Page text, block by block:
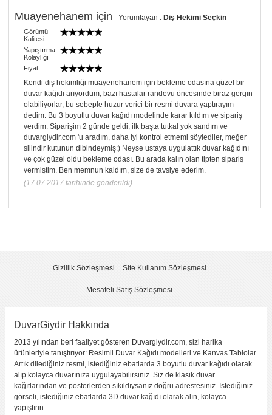
Muayenehanem için Yorumlayan : Diş Hekimi Seçkin
Görüntü
Kalitesi
Yapıştırma
Kolaylığı
Fiyat
Kendi diş hekimliği muayenehanem için bekleme odasına güzel bir
duvar kağıdı arıyordum, bazı hastalar randevu öncesinde biraz gergin
olabiliyorlar, bu sebeple huzur verici bir resmi duvara yaptırayım
dedim. Bu 3 boyutlu duvar kağıdı modelinde karar kıldım ve sipariş
verdim. Siparişim 2 günde geldi, ilk başta tutkal yok sandım ve
duvargiydir.com 'u aradım, daha iyi kontrol etmemi söylediler, meğer
silindir kutunun dibindeymiş:) Neyse ustaya uygulattık duvar kağıdını
ve çok güzel oldu bekleme odası. Bu arada kalın olan tipten sipariş
vermiştim. Ben memnun kaldım, size de tavsiye ederim.
(17.07.2017 tarihinde gönderildi)
1
(fena
3
4
(çok
Kolaylığı
Sitede Görünecek İsim
Yorumunuzun Başlığı
Gizlilik Sözleşmesi Site Kullanım Sözleşmesi
Mesafeli Satış Sözleşmesi
DuvarGiydir Hakkında
2013 yılından beri faaliyet gösteren Duvargiydir.com, sizi harika
ürünleriyle tanıştırıyor: Resimli Duvar Kağıdı modelleri ve Kanvas Tablolar.
Artık dilediğiniz resmi, istediğiniz ebatlarda 3 boyutlu duvar kağıdı olarak
alıp kolayca duvarınıza uygulayabilirsiniz. Siz de klasik duvar
kağıtlarından ve posterlerden sıkıldıysanız doğru adrestesiniz. İstediğiniz
görseli, istediğiniz ebatlarda 3D duvar kağıdı olarak alın, kolayca
yapıştırın.